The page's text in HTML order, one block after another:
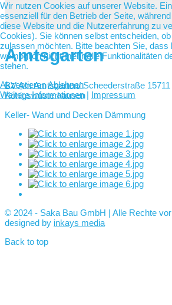
Amtsgarten
BV Am Amtsgarten/ Scheederstraße 15711
Königswusterhausen
Keller- Wand und Decken Dämmung
© 2024 - Saka Bau GmbH | Alle Rechte
designed by inkays media
Back to top
Wir nutzen Cookies auf unserer Website.
essenziell für den Betrieb der Seite,
diese Website und die Nutzererfahrung zu
Cookies). Sie können selbst entscheiden,
zulassen möchten. Bitte beachten Sie, dass
womöglich nicht mehr alle Funktionalitäten
stehen.
AkzeptierenAblehnen
Weitere Informationen| Impressum